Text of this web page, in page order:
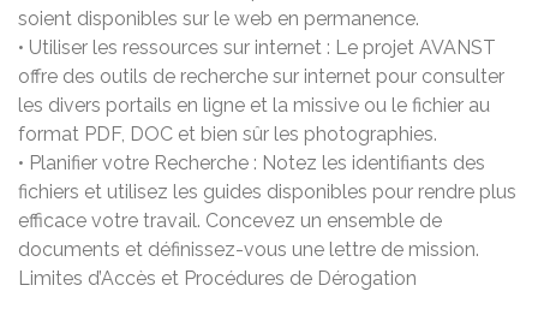
soient disponibles sur le web en permanence.
• Utiliser les ressources sur internet : Le projet AVANST
offre des outils de recherche sur internet pour consulter
les divers portails en ligne et la missive ou le fichier au
format PDF, DOC et bien sûr les photographies.
• Planifier votre Recherche : Notez les identifiants des
fichiers et utilisez les guides disponibles pour rendre plus
efficace votre travail. Concevez un ensemble de
documents et définissez-vous une lettre de mission.
Limites d’Accès et Procédures de Dérogation